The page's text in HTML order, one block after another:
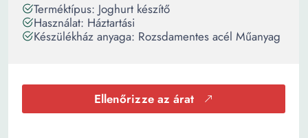
Terméktípus: Joghurt készítő
Használat: Háztartási
Készülékház anyaga: Rozsdamentes acél Műanyag
Ellenőrizze az árat